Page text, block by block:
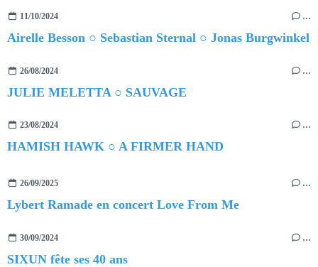
11/10/2024 …
Airelle Besson ○ Sebastian Sternal ○ Jonas Burgwinkel
26/08/2024 …
JULIE MELETTA ○ SAUVAGE
23/08/2024 …
HAMISH HAWK ○ A FIRMER HAND
26/09/2025 …
Lybert Ramade en concert Love From Me
30/09/2024 …
SIXUN fête ses 40 ans